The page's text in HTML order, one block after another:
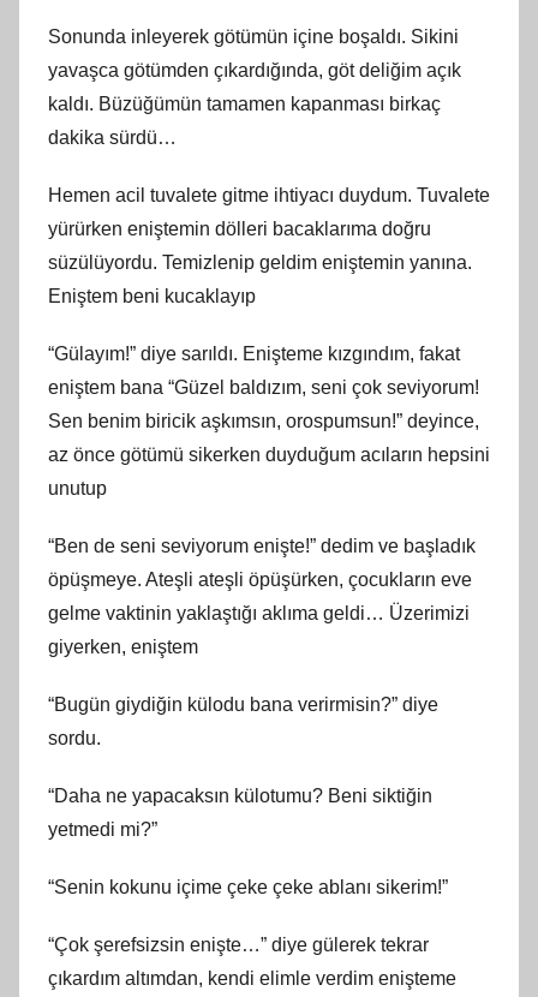
Sonunda inleyerek götümün içine boşaldı. Sikini
yavaşca götümden çıkardığında, göt deliğim açık
kaldı. Büzüğümün tamamen kapanması birkaç
dakika sürdü…
Hemen acil tuvalete gitme ihtiyacı duydum. Tuvalete
yürürken eniştemin dölleri bacaklarıma doğru
süzülüyordu. Temizlenip geldim eniştemin yanına.
Eniştem beni kucaklayıp
“Gülayım!” diye sarıldı. Enişteme kızgındım, fakat
eniştem bana “Güzel baldızım, seni çok seviyorum!
Sen benim biricik aşkımsın, orospumsun!” deyince,
az önce götümü sikerken duyduğum acıların hepsini
unutup
“Ben de seni seviyorum enişte!” dedim ve başladık
öpüşmeye. Ateşli ateşli öpüşürken, çocukların eve
gelme vaktinin yaklaştığı aklıma geldi… Üzerimizi
giyerken, eniştem
“Bugün giydiğin külodu bana verirmisin?” diye
sordu.
“Daha ne yapacaksın külotumu? Beni siktiğin
yetmedi mi?”
“Senin kokunu içime çeke çeke ablanı sikerim!”
“Çok şerefsizsin enişte…” diye gülerek tekrar
çıkardım altımdan, kendi elimle verdim enişteme